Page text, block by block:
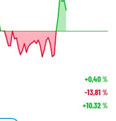
+0,40%
-13,81 %
+10,32%